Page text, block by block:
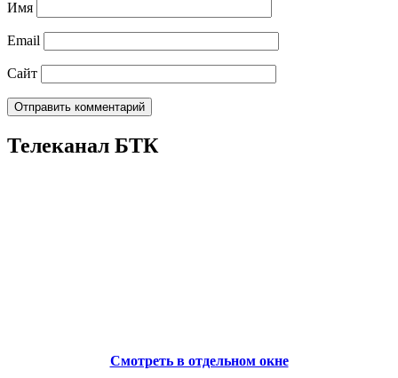
Имя
Email
Сайт
Телеканал БТК
Смотреть в отдельном окне